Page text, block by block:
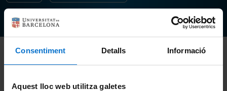
Consentiment Detalls Informació
Aquest lloc web utilitza galetes
Ordenar